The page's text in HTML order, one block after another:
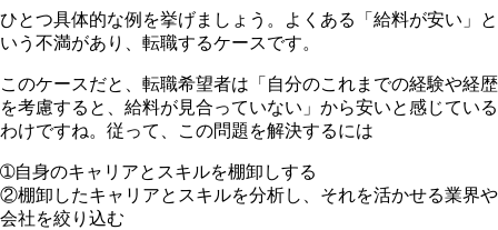
ひとつ具体的な例を挙げましょう。よくある「給料が安い」と
いう不満があり、転職するケースです。
このケースだと、転職希望者は「自分のこれまでの経験や経歴
を考慮すると、給料が見合っていない」から安いと感じている
わけですね。従って、この問題を解決するには
➀自身のキャリアとスキルを棚卸しする
②棚卸したキャリアとスキルを分析し、それを活かせる業界や
会社を絞り込む